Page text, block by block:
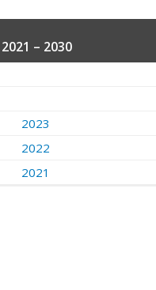
2021 – 2030
2023
2022
2021